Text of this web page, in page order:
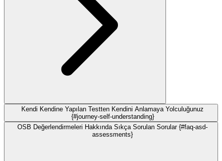
Kendi Kendine Yapılan Testten Kendini Anlamaya Yolculuğunuz
{#journey-self-understanding}
OSB Değerlendirmeleri Hakkında Sıkça Sorulan Sorular {#faq-asd-
assessments}